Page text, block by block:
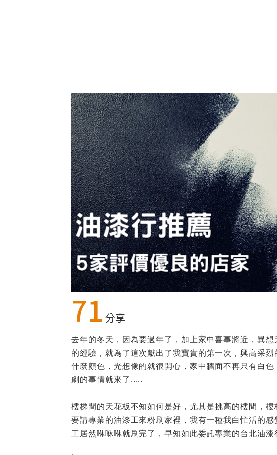
71 分享
去年的冬天，因為要過年了，加上家中喜事將近，異
的經驗，就為了這次獻出了我寶貴的第一次，興高采
什麼顏色，光想像的就很開心，家中牆面不再只有白
劇的事情就來了.....
樓梯間的天花板不知如何是好，尤其是挑高的樓間，
要請專業的油漆工來粉刷家裡，我有一種我白忙活的
工居然咻咻咻就刷完了，早知如此委託專業的台北油漆